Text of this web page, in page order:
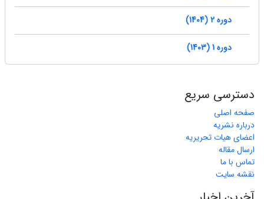
دوره 2 (1404)
دوره 1 (1403)
دسترسی سریع
صفحه اصلی
درباره نشریه
اعضای هیات تحریریه
ارسال مقاله
تماس با ما
نقشه سایت